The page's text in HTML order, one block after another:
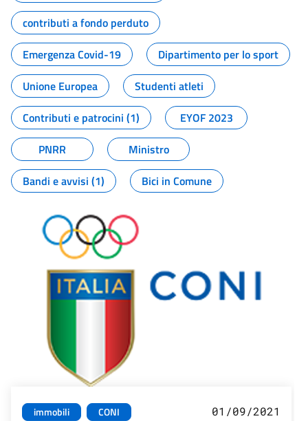
contributi a fondo perduto
Emergenza Covid-19
Dipartimento per lo sport
Unione Europea
Studenti atleti
Contributi e patrocini (1)
EYOF 2023
PNRR
Ministro
Bandi e avvisi (1)
Bici in Comune
immobili CONI 01/09/2021